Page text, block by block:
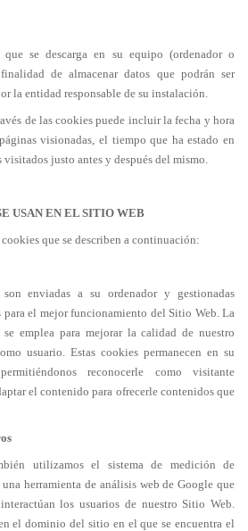
se descarga en su equipo (ordenador o
de almacenar datos que podrán ser
la entidad responsable de su instalación.
de las cookies puede incluir la fecha y hora
visionadas, el tiempo que ha estado en
justo antes y después del mismo.
USAN EN EL SITIO WEB
que se describen a continuación:
enviadas a su ordenador y gestionadas
para el mejor funcionamiento del Sitio Web. La
emplea para mejorar la calidad de nuestro
usuario. Estas cookies permanecen en su
reconocerle como visitante
el contenido para ofrecerle contenidos que
utilizamos el sistema de medición de
herramienta de análisis web de Google que
los usuarios de nuestro Sitio Web.
el dominio del sitio en el que se encuentra el